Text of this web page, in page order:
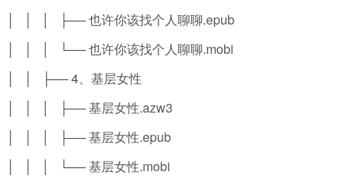
│ │ │ ├── 也许你该找个人聊聊.epub
│ │ │ └── 也许你该找个人聊聊.mobi
│ │ ├── 4、基层女性
│ │ │ ├── 基层女性.azw3
│ │ │ ├── 基层女性.epub
│ │ │ └── 基层女性.mobi